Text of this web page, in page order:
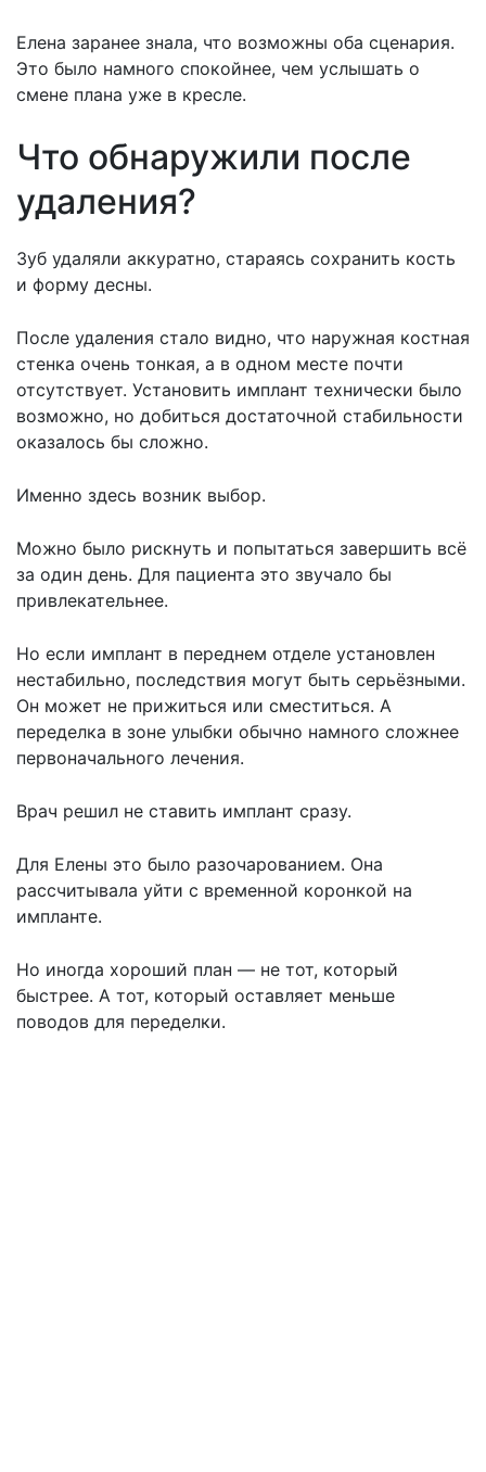
Елена заранее знала, что возможны оба сценария.
Это было намного спокойнее, чем услышать о
смене плана уже в кресле.
Что обнаружили после
удаления?
Зуб удаляли аккуратно, стараясь сохранить кость
и форму десны.
После удаления стало видно, что наружная костная
стенка очень тонкая, а в одном месте почти
отсутствует. Установить имплант технически было
возможно, но добиться достаточной стабильности
оказалось бы сложно.
Именно здесь возник выбор.
Можно было рискнуть и попытаться завершить всё
за один день. Для пациента это звучало бы
привлекательнее.
Но если имплант в переднем отделе установлен
нестабильно, последствия могут быть серьёзными.
Он может не прижиться или сместиться. А
переделка в зоне улыбки обычно намного сложнее
первоначального лечения.
Врач решил не ставить имплант сразу.
Для Елены это было разочарованием. Она
рассчитывала уйти с временной коронкой на
импланте.
Но иногда хороший план — не тот, который
быстрее. А тот, который оставляет меньше
поводов для переделки.